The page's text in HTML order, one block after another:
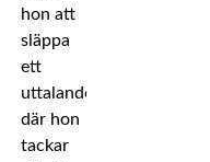
hon att
släppa
ett
uttalande
där hon
tackar